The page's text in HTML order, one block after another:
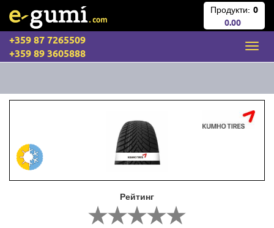
Продукти: 0
0.00
+359 87 7265509
+359 89 3605888
Рейтинг